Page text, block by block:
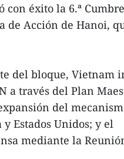
éxito la 6.ª
de Acción de Hanoi,
del bloque, Vietnam
a través del Plan
del
Estados Unidos; y el
mediante la